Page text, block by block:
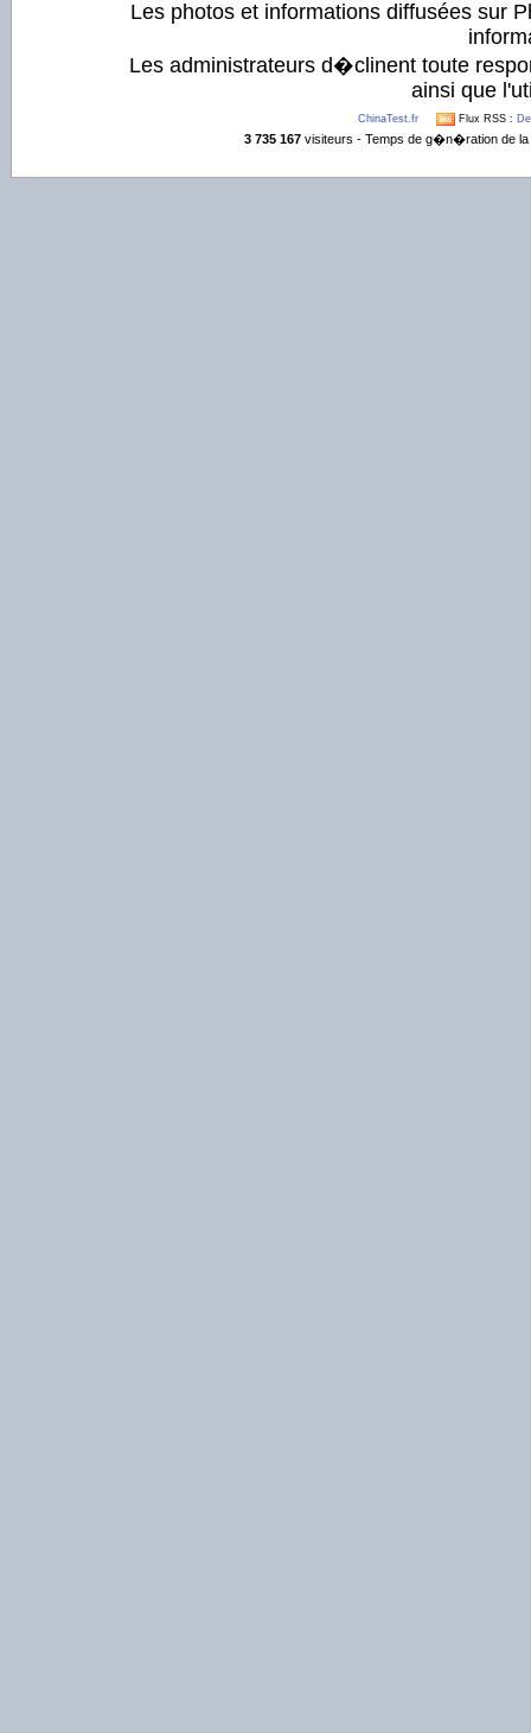
Les photos et informations diffusées sur
Les administrateurs d�clinent toute
ainsi que
ChinaTest.fr Flux RSS :
3 735 167visiteurs - Temps de g�n�ration de